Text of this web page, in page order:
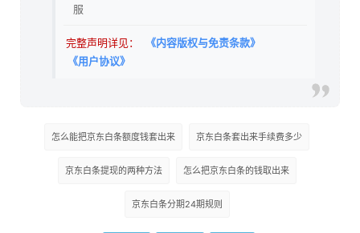
服
完整声明详见：
《内容版权与免责条款》
《用户协议》
怎么能把京东白条额度钱套出来 京东白条套出来手续费多少
京东白条提现的两种方法 怎么把京东白条的钱取出来
京东白条分期24期规则